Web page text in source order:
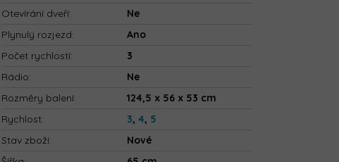
Otevírání dveří:
Ne
Plynulý rozjezd:
Ano
Počet rychlostí:
3
Rádio:
Ne
Rozměry balení:
124,5 x 56 x 53 cm
Rychlost: 3,4, 5
Stav zboží:
Nové